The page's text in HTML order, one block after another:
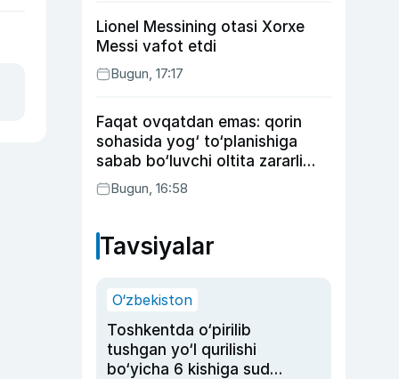
Lionel Messining otasi Xorxe
Messi vafot etdi
Bugun, 17:17
Faqat ovqatdan emas: qorin
sohasida yog‘ to‘planishiga
sabab bo‘luvchi oltita zararli
odatBugun, 16:58
Tavsiyalar
O‘zbekiston
Toshkentda o‘pirilib
tushgan yo‘l qurilishi
bo‘yicha 6 kishiga sud